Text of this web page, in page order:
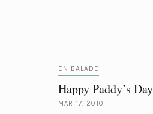
EN BALADE
Happy Paddy’s
MAR 17, 2010